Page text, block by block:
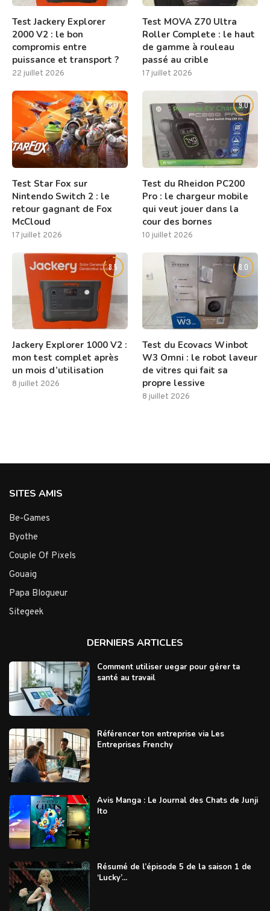
Test Jackery Explorer
2000 V2 : le bon
compromis entre
puissance et transport ?
22 juillet 2026
Test MOVA Z70 Ultra
Roller Complete : le haut
de gamme à rouleau
passé au crible
17 juillet 2026
8.0
Test Star Fox sur
Nintendo Switch 2 : le
retour gagnant de Fox
McCloud
17 juillet 2026
9.0
Test du Rheidon PC200
Pro : le chargeur mobile
qui veut jouer dans la
cour des bornes
10 juillet 2026
8.5
Jackery Explorer 1000 V2 :
mon test complet après
un mois d’utilisation
8 juillet 2026
8.0
Test du Ecovacs Winbot
W3 Omni : le robot laveur
de vitres qui fait sa
propre lessive
8 juillet 2026
SITES AMIS
Be-Games
Byothe
Couple Of Pixels
Gouaig
Papa Blogueur
Sitegeek
DERNIERS ARTICLES
Comment utiliser uegar pour gérer ta
santé au travail
Référencer ton entreprise via Les
Entreprises Frenchy
Avis Manga : Le Journal des Chats de Junji
Ito
Résumé de l’épisode 5 de la saison 1 de
‘Lucky’...